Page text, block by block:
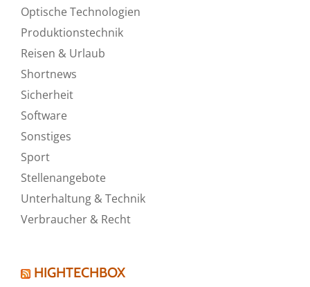
Optische Technologien
Produktionstechnik
Reisen & Urlaub
Shortnews
Sicherheit
Software
Sonstiges
Sport
Stellenangebote
Unterhaltung & Technik
Verbraucher & Recht
HIGHTECHBOX